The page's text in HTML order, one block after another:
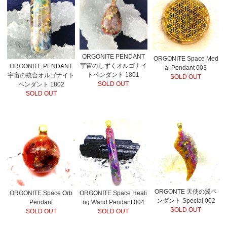
ORGONITE PENDANT
宇宙の統合オルゴナイト
ペンダント 1802
SOLD OUT
ORGONITE PENDANT
宇宙のしずくオルゴナイ
トペンダント 1801
SOLD OUT
ORGONITE Space Med
al Pendant 003
SOLD OUT
ORGONITE Space Orb
Pendant
SOLD OUT
ORGONITE Space Heali
ng Wand Pendant 004
SOLD OUT
ORGONTE 天使の翼ペ
ンダント Special 002
SOLD OUT